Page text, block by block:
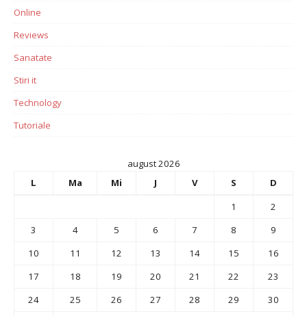
Online
Reviews
Sanatate
Stiri it
Technology
Tutoriale
august 2026
L
Ma Mi J V S
D
1
2
3
4 5 6 7 8
9
10
11 12 13 14 15
16
17
18 19 20 21 22
23
24
25 26 27 28 29
30